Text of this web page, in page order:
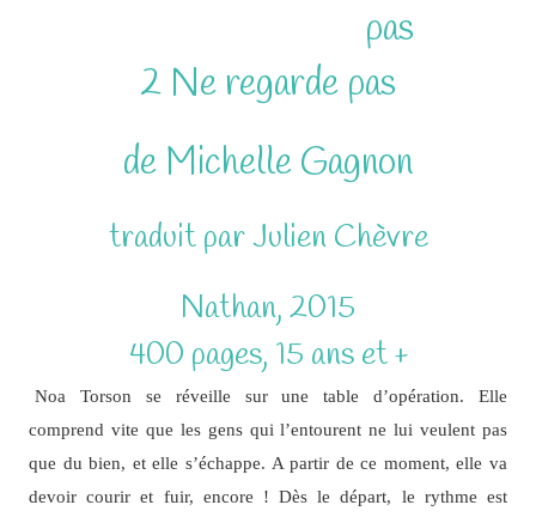
pas
2 Ne regarde pas
de Michelle Gagnon
traduit par Julien Chèvre
Nathan, 2015
400 pages, 15 ans et +
Noa Torson se réveille sur une table d’opération. Elle
comprend vite que les gens qui l’entourent ne lui veulent pas
que du bien, et elle s’échappe. A partir de ce moment, elle va
devoir courir et fuir, encore ! Dès le départ, le rythme est